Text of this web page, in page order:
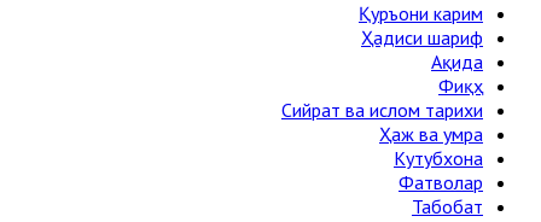
Қуръони карим
Ҳадиси шариф
Ақида
Фиқҳ
Сийрат ва ислом тарихи
Ҳаж ва умра
Кутубхона
Фатволар
Табобат